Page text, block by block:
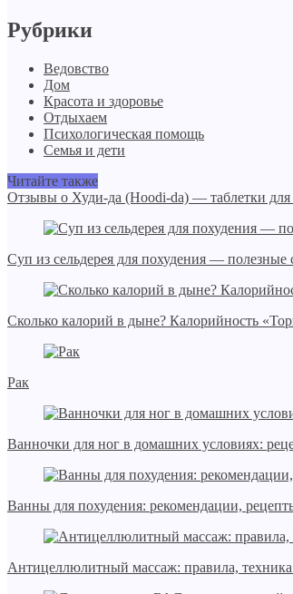
Рубрики
Ведовство
Дом
Красота и здоровье
Отдыхаем
Психологическая помощь
Семья и дети
Читайте также
Отзывы о Худи-да (Hoodi-da) — таблетки для
Суп из сельдерея для похудения — полезные
Сколько калорий в дыне? Калорийность
Рак
Ванночки для ног в домашних условиях:
Ванны для похудения: рекомендации,
Антицеллюлитный массаж: правила,